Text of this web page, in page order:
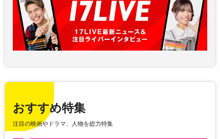
おすすめ特集
注目の映画やドラマ、人物を総力特集